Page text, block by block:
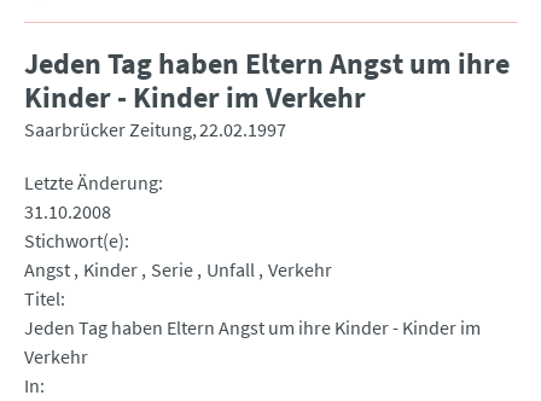
Jeden Tag haben Eltern Angst um ihre
Kinder - Kinder im Verkehr
Saarbrücker Zeitung 22.02.1997
Letzte Änderung
31.10.2008
Stichwort(e)
Angst Kinder Serie Unfall Verkehr
Titel
Jeden Tag haben Eltern Angst um ihre Kinder - Kinder im
Verkehr
In